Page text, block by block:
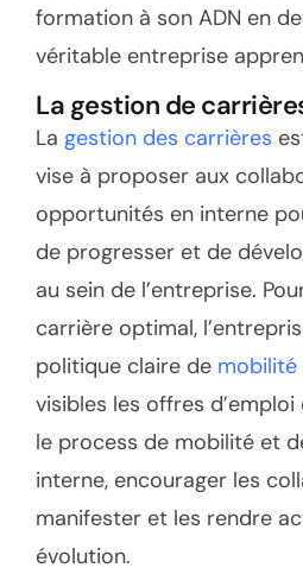
formation à son ADN en
véritable entreprise
La gestion de
La gestion des carrières
vise à proposer aux
opportunités en interne
de progresser et de
au sein de l’entreprise.
carrière optimal,
politique claire de mobilité
visibles les offres
le process de mobilité et
interne, encourager les
manifester et les rendre
évolution.